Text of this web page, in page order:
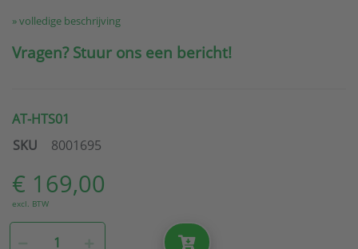
» volledige beschrijving
Vragen? Stuur ons een bericht!
AT-HTS01
SKU
8001695
€ 169,00
excl. BTW